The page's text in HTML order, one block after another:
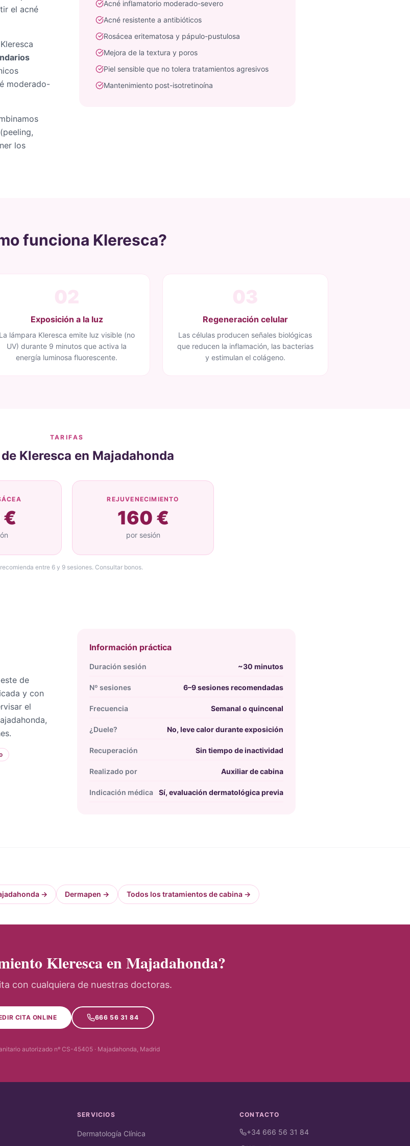
el acné
moderado-
los
Acné inflamatorio moderado-severo
Acné resistente a antibióticos
Rosácea eritematosa y pápulo-pustulosa
Mejora de la textura y poros
Piel sensible que no tolera tratamientos agresivos
Mantenimiento post-isotretinoína
funciona Kleresca?
02
Exposición a la luz
La lámpara Kleresca emite luz visible (no
UV) durante 9 minutos que activa la
energía luminosa fluorescente.
03
Regeneración celular
Las células producen señales biológicas
que reducen la inflamación, las bacterias
y estimulan el colágeno.
TARIFAS
Kleresca en Majadahonda
€
REJUVENECIMIENTO
160 €
por sesión
entre 6 y 9 sesiones. Consultar bonos.
de
y con
el
Información práctica
Duración sesión ~30 minutos
Nº sesiones 6–9 sesiones recomendadas
Frecuencia Semanal o quincenal
¿Duele? No, leve calor durante exposición
Recuperación Sin tiempo de inactividad
Realizado por Auxiliar de cabina
Indicación médica Sí, evaluación dermatológica previa
→ Dermapen → Todos los tratamientos de cabina →
Kleresca en Majadahonda?
con cualquiera de nuestras doctoras.
CITA ONLINE 666 56 31 84
autorizado nº CS-45405 · Majadahonda, Madrid
SERVICIOS
Dermatología Clínica
CONTACTO
+34 666 56 31 84